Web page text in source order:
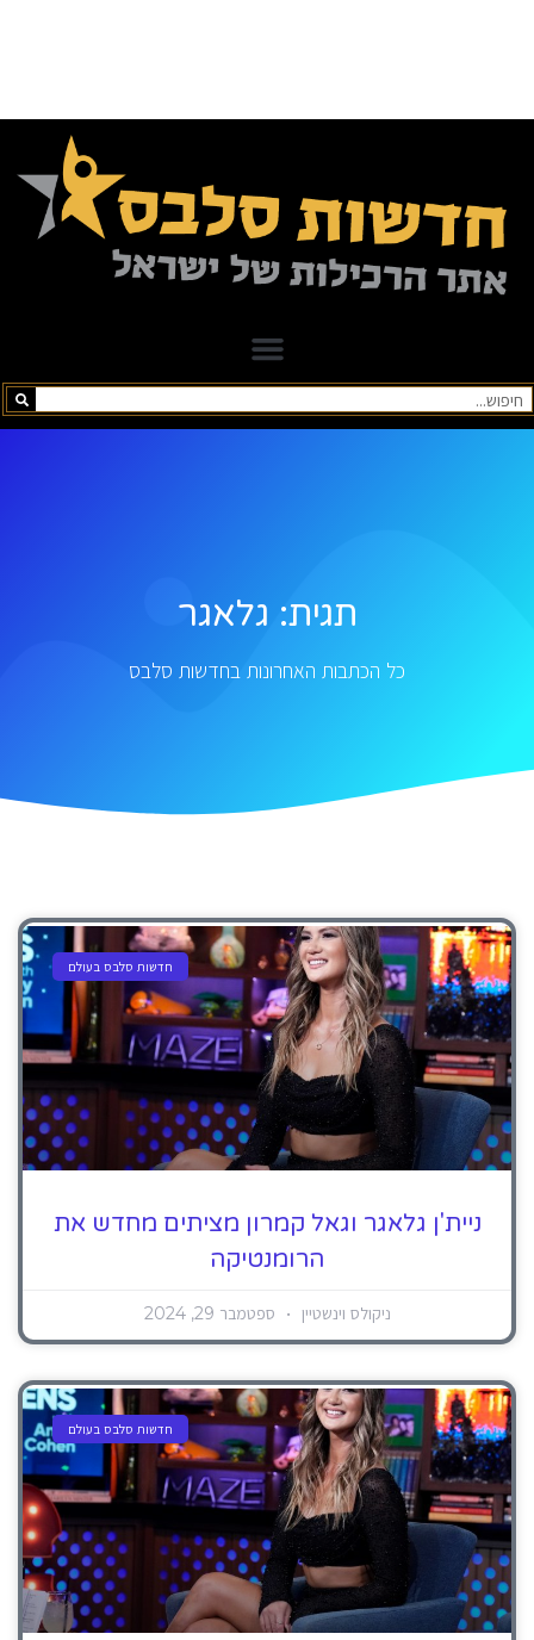
תגית: גלאגר
כל הכתבות האחרונות בחדשות סלבס
חדשות סלבס בעולם
ניית'ן גלאגר וגאל קמרון מציתים מחדש את
הרומנטיקה
ניקולס וינשטיין ספטמבר 29, 2024
חדשות סלבס בעולם